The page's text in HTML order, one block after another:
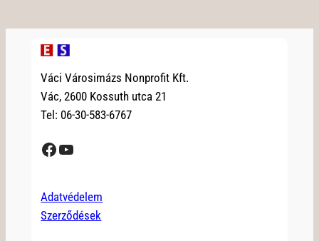
Váci Városimázs Nonprofit Kft.
Vác, 2600 Kossuth utca 21
Tel: 06-30-583-6767
Facebook YouTube
Adatvédelem
Szerződések